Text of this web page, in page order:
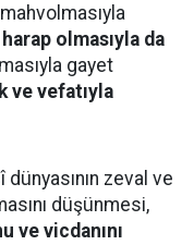
olmasıyla da
gayet
ve vefatıyla
zeval ve
düşünmesi,
ve vicdanını